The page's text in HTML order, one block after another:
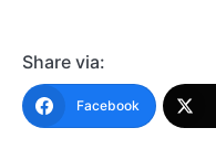
Share via:
Facebook